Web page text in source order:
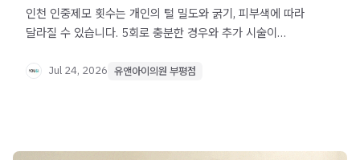
인천 인중제모 횟수는 개인의 털 밀도와 굵기, 피부색에 따라
달라질 수 있습니다. 5회로 충분한 경우와 추가 시술이
Jul 24, 2026 유앤아이의원 부평점